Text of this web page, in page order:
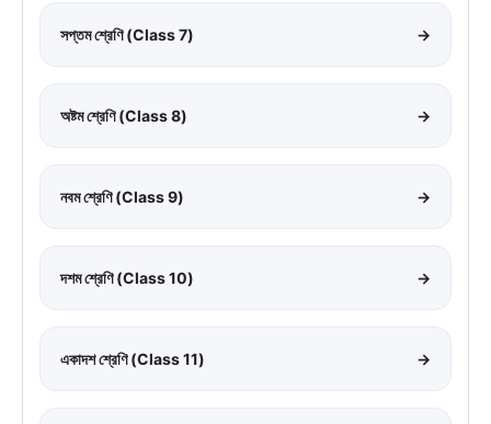
সপ্তম শ্রেণি (Class 7) →
অষ্টম শ্রেণি (Class 8) →
নবম শ্রেণি (Class 9) →
দশম শ্রেণি (Class 10) →
একাদশ শ্রেণি (Class 11) →